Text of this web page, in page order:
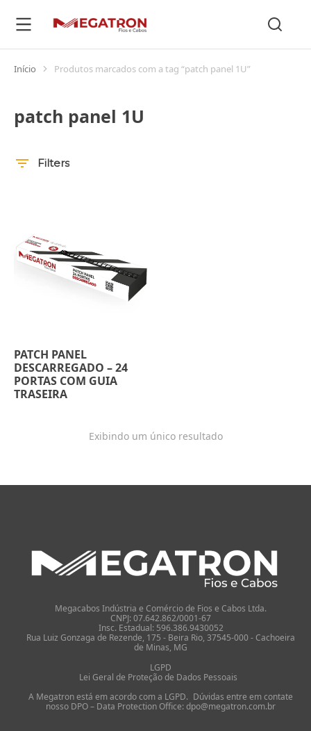
Você está aqui:
Início Produtos marcados com a tag “patch panel 1U”
patch panel 1U
Filters
PATCH PANEL
DESCARREGADO – 24
PORTAS COM GUIA
TRASEIRA
Exibindo um único resultado
Megacabos Indústria e Comércio de Fios e Cabos Ltda.
CNPJ: 07.642.862/0001-67
Insc. Estadual: 596.386.9430052
Rua Luiz Gonzaga de Rezende, 175 - Beira Rio, 37545-000 - Cachoeira
de Minas, MG
LGPD
Lei Geral de Proteção de Dados Pessoais
A Megatron está em acordo com a LGPD. Dúvidas entre em contate
nosso DPO – Data Protection Office: dpo@megatron.com.br